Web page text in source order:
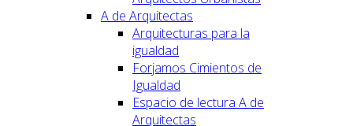
A de Arquitectas
Arquitecturas para la
igualdad
Forjamos Cimientos de
Igualdad
Espacio de lectura A de
Arquitectas